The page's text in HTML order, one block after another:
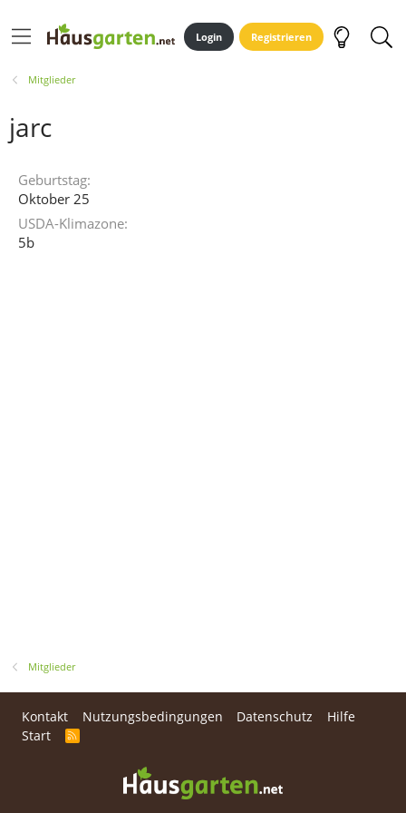
Login Registrieren
Mitglieder
jarc
Geburtstag
Oktober 25
USDA-Klimazone
5b
Mitglieder
Kontakt Nutzungsbedingungen Datenschutz
Hilfe
Start
R